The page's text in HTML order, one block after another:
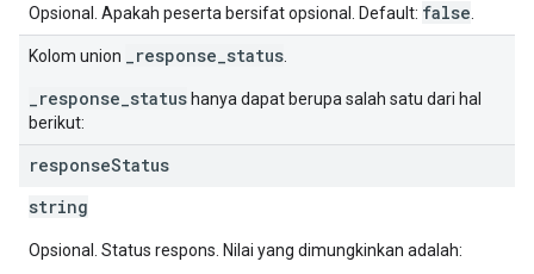
Opsional. Apakah peserta bersifat opsional. Default: false
Kolom union _response_status
_response_status hanya dapat berupa salah satu dari hal
berikut:
responseStatus
string
Opsional. Status respons. Nilai yang dimungkinkan adalah: